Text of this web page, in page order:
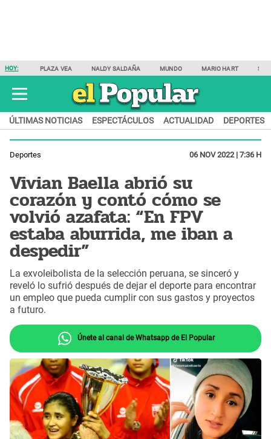
HOY: PLAZA VEA NALDY SALDAÑA MUNDO MARIO HART
ÚLTIMAS NOTICIAS ESPECTÁCULOS ACTUALIDAD DEPORTES
Deportes 06 NOV 2022 | 7:36 H
Vivian Baella abrió su
corazón y contó cómo se
volvió azafata: “En FPV
estaba aburrida, me iban a
despedir”
La exvoleibolista de la selección peruana, se sinceró y
reveló lo sufrió después de dejar el deporte para encontrar
un empleo que pueda cumplir con sus gastos y proyectos
a futuro.
Únete al canal de Whatsapp de El Popular